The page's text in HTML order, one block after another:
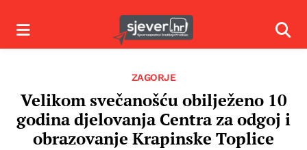
Izbornik
ZAGORJE
Velikom svečanošću obilježeno 10
godina djelovanja Centra za odgoj i
obrazovanje Krapinske Toplice